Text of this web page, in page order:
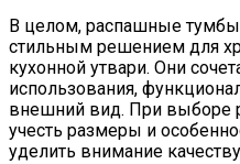
В целом, распашные
стильным решением для
кухонной утвари. Они
использования,
внешний вид. При выборе
учесть размеры и
уделить внимание